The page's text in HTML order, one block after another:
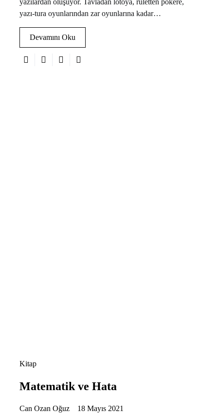
yazılardan oluşuyor. Tavladan lotoya, ruletten pokere,
yazı-tura oyunlarından zar oyunlarına kadar…
Devamını Oku
Kitap
Matematik ve Hata
Can Ozan Oğuz 18 Mayıs 2021